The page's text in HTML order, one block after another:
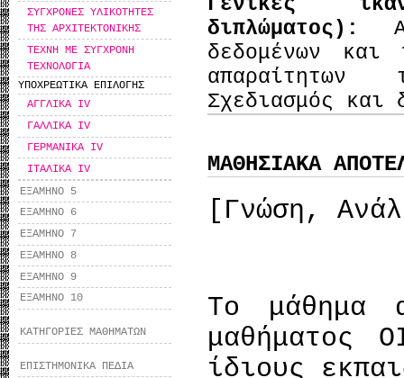
ΣΥΓΧΡΟΝΕΣ ΥΛΙΚΟΤΗΤΕΣ
ΤΗΣ ΑΡΧΙΤΕΚΤΟΝΙΚΗΣ
ΤΕΧΝΗ ΜΕ ΣΥΓΧΡΟΝΗ
ΤΕΧΝΟΛΟΓΙΑ
ΥΠΟΧΡΕΩΤΙΚΑ ΕΠΙΛΟΓΗΣ
ΑΓΓΛΙΚΑ ΙV
ΓΑΛΛΙΚΑ IV
ΓΕΡΜΑΝΙΚΑ ΙV
ΙΤΑΛΙΚΑ ΙV
ΕΞΑΜΗΝΟ 5
ΕΞΑΜΗΝΟ 6
ΕΞΑΜΗΝΟ 7
ΕΞΑΜΗΝΟ 8
ΕΞΑΜΗΝΟ 9
ΕΞΑΜΗΝΟ 10
ΚΑΤΗΓΟΡΙΕΣ ΜΑΘΗΜΑΤΩΝ
ΕΠΙΣΤΗΜΟΝΙΚΑ ΠΕΔΙΑ
διπλώματος):
δεδομένων
απαραίτητων
Σχεδιασμός και
ΜΑΘΗΣΙΑΚΑ
[Γνώση,
Το μάθημα
μαθήματος
ίδιους